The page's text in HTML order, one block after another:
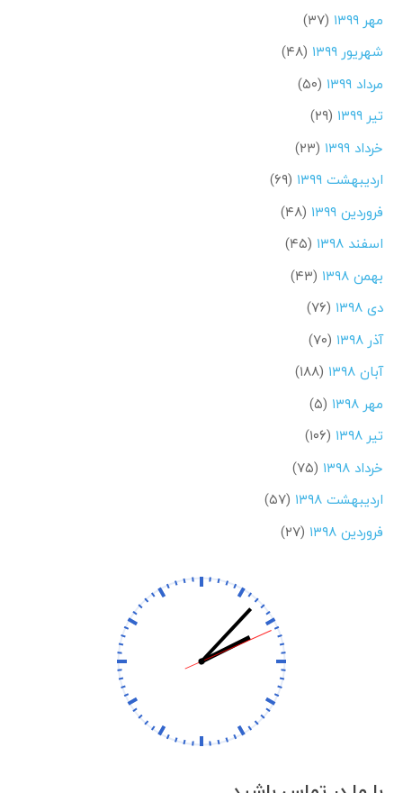
مهر ۱۳۹۹
(۳۷)
شهریور ۱۳۹۹
(۴۸)
مرداد ۱۳۹۹
(۵۰)
تیر ۱۳۹۹
(۲۹)
خرداد ۱۳۹۹
(۲۳)
اردیبهشت ۱۳۹۹
(۶۹)
فروردین ۱۳۹۹
(۴۸)
اسفند ۱۳۹۸
(۴۵)
بهمن ۱۳۹۸
(۴۳)
دی ۱۳۹۸
(۷۶)
آذر ۱۳۹۸
(۷۰)
آبان ۱۳۹۸
(۱۸۸)
مهر ۱۳۹۸
(۵)
تیر ۱۳۹۸
(۱۰۶)
خرداد ۱۳۹۸
(۷۵)
اردیبهشت ۱۳۹۸
(۵۷)
فروردین ۱۳۹۸
(۲۷)